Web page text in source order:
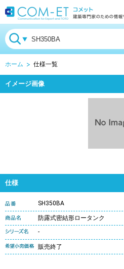
ホーム 仕様一覧
イメージ画像
仕様
SH350BA
防露式密結形ロータンク
-
販売終了